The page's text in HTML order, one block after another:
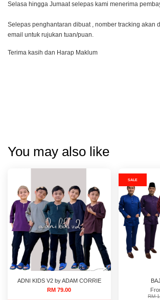
Selasa hingga Jumaat selepas kami menerima
Selepas penghantaran dibuat , nomber tracking akan
email untuk rujukan tuan/puan.
Terima kasih dan Harap Maklum
You may also like
ADNI KIDS V2 by ADAM CORRIE
RM 79.00
SALE
RM